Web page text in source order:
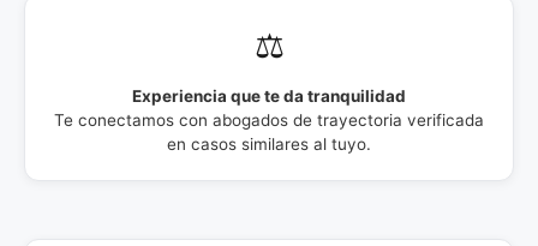
⚖️
Experiencia que te da tranquilidad
Te conectamos con abogados de trayectoria verificada
en casos similares al tuyo.